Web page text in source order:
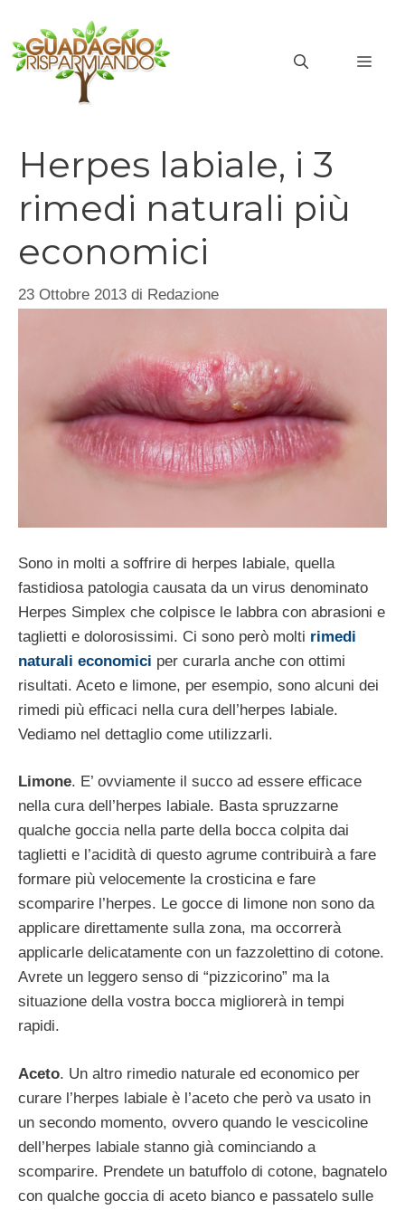
contenuto
Herpes labiale, i 3
rimedi naturali più
economici
23 Ottobre 2013 di Redazione
Sono in molti a soffrire di herpes labiale, quella
fastidiosa patologia causata da un virus denominato
Herpes Simplex che colpisce le labbra con abrasioni e
taglietti e dolorosissimi. Ci sono però molti rimedi
naturali economici per curarla anche con ottimi
risultati. Aceto e limone, per esempio, sono alcuni dei
rimedi più efficaci nella cura dell’herpes labiale.
Vediamo nel dettaglio come utilizzarli.
Limone. E’ ovviamente il succo ad essere efficace
nella cura dell’herpes labiale. Basta spruzzarne
qualche goccia nella parte della bocca colpita dai
taglietti e l’acidità di questo agrume contribuirà a fare
formare più velocemente la crosticina e fare
scomparire l’herpes. Le gocce di limone non sono da
applicare direttamente sulla zona, ma occorrerà
applicarle delicatamente con un fazzolettino di cotone.
Avrete un leggero senso di “pizzicorino” ma la
situazione della vostra bocca migliorerà in tempi
rapidi.
Aceto. Un altro rimedio naturale ed economico per
curare l’herpes labiale è l’aceto che però va usato in
un secondo momento, ovvero quando le vescicoline
dell’herpes labiale stanno già cominciando a
scomparire. Prendete un batuffolo di cotone, bagnatelo
con qualche goccia di aceto bianco e passatelo sulle